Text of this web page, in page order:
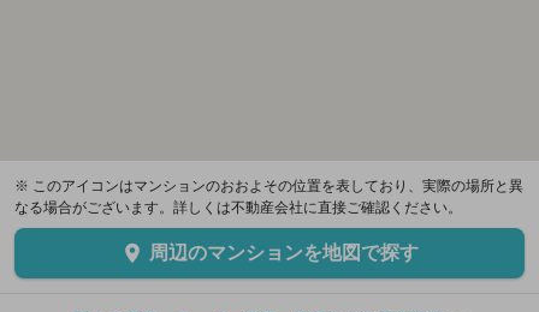
※ このアイコンはマンションのおおよその位置を表しており、実際の場所と異
なる場合がございます。詳しくは不動産会社に直接ご確認ください。
周辺のマンションを地図で探す